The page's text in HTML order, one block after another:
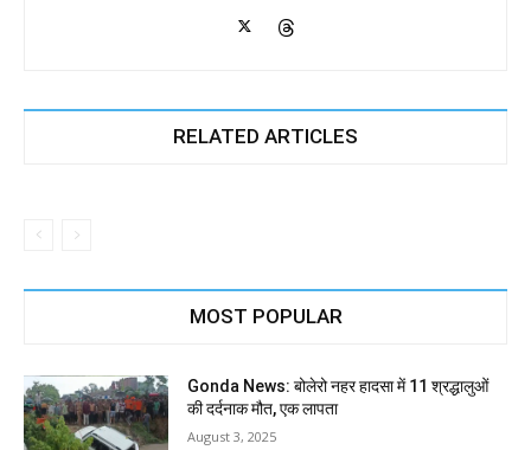
RELATED ARTICLES
MOST POPULAR
Gonda News: बोलेरो नहर हादसा में 11 श्रद्धालुओं
की दर्दनाक मौत, एक लापता
August 3, 2025